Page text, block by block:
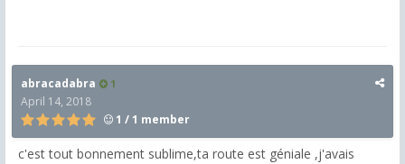
abracadabra 1
April 14, 2018
1 / 1 member
c'est tout bonnement sublime,ta route est géniale ,j'avais